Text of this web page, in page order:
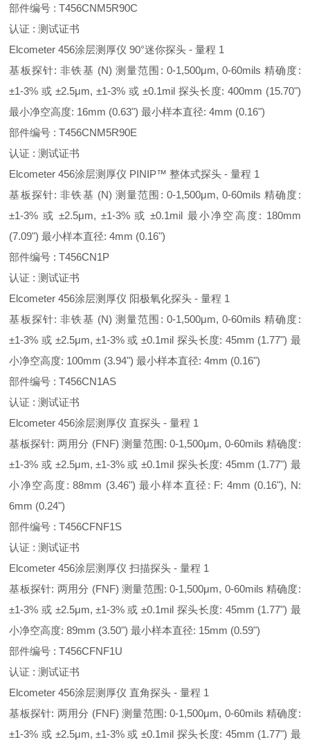
部件编号 : T456CNM5R90C
认证 : 测试证书
Elcometer 456涂层测厚仪 90°迷你探头 - 量程 1
基板探针: 非铁基 (N) 测量范围: 0-1,500μm, 0-60mils 精确度:
±1-3% 或 ±2.5μm, ±1-3% 或 ±0.1mil 探头长度: 400mm (15.70")
最小净空高度: 16mm (0.63") 最小样本直径: 4mm (0.16")
部件编号 : T456CNM5R90E
认证 : 测试证书
Elcometer 456涂层测厚仪 PINIP™ 整体式探头 - 量程 1
基板探针: 非铁基 (N) 测量范围: 0-1,500μm, 0-60mils 精确度:
±1-3% 或 ±2.5μm, ±1-3% 或 ±0.1mil 最小净空高度: 180mm
(7.09") 最小样本直径: 4mm (0.16")
部件编号 : T456CN1P
认证 : 测试证书
Elcometer 456涂层测厚仪 阳极氧化探头 - 量程 1
基板探针: 非铁基 (N) 测量范围: 0-1,500μm, 0-60mils 精确度:
±1-3% 或 ±2.5μm, ±1-3% 或 ±0.1mil 探头长度: 45mm (1.77") 最
小净空高度: 100mm (3.94") 最小样本直径: 4mm (0.16")
部件编号 : T456CN1AS
认证 : 测试证书
Elcometer 456涂层测厚仪 直探头 - 量程 1
基板探针: 两用分 (FNF) 测量范围: 0-1,500μm, 0-60mils 精确度:
±1-3% 或 ±2.5μm, ±1-3% 或 ±0.1mil 探头长度: 45mm (1.77") 最
小净空高度: 88mm (3.46") 最小样本直径: F: 4mm (0.16"), N:
6mm (0.24")
部件编号 : T456CFNF1S
认证 : 测试证书
Elcometer 456涂层测厚仪 扫描探头 - 量程 1
基板探针: 两用分 (FNF) 测量范围: 0-1,500μm, 0-60mils 精确度:
±1-3% 或 ±2.5μm, ±1-3% 或 ±0.1mil 探头长度: 45mm (1.77") 最
小净空高度: 89mm (3.50") 最小样本直径: 15mm (0.59")
部件编号 : T456CFNF1U
认证 : 测试证书
Elcometer 456涂层测厚仪 直角探头 - 量程 1
基板探针: 两用分 (FNF) 测量范围: 0-1,500μm, 0-60mils 精确度:
±1-3% 或 ±2.5μm, ±1-3% 或 ±0.1mil 探头长度: 45mm (1.77") 最